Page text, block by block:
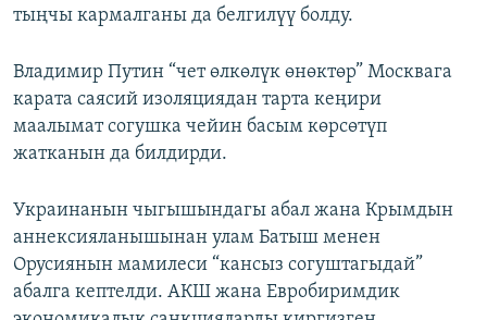
тыңчы кармалганы да белгилүү болду.
Владимир Путин “чет өлкөлүк өнөктөр” Москвага
карата саясий изоляциядан тарта кеңири
маалымат согушка чейин басым көрсөтүп
жатканын да билдирди.
Украинанын чыгышындагы абал жана Крымдын
аннексияланышынан улам Батыш менен
Орусиянын мамилеси “кансыз согуштагыдай”
абалга кептелди. АКШ жана Евробиримдик